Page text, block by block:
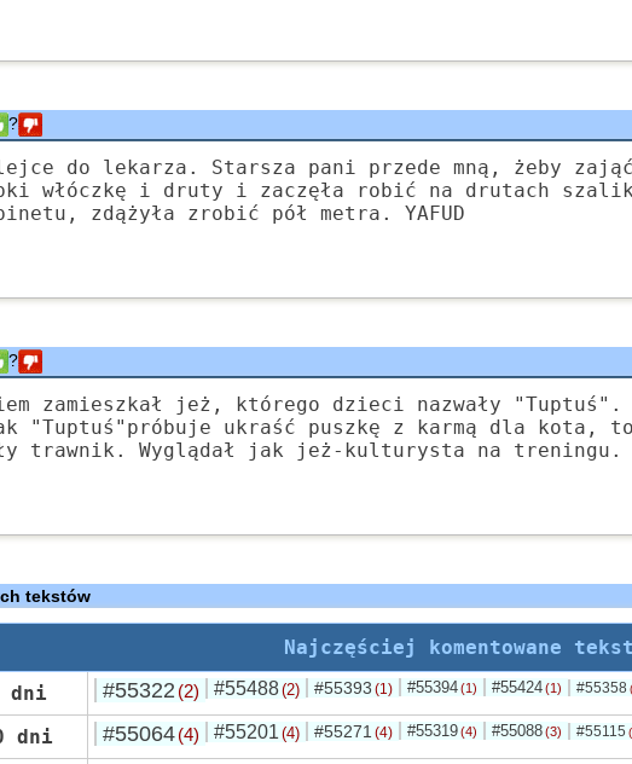
?
do lekarza. Starsza pani przede mną, żeby
włóczkę i druty i zaczęła robić na drutach szalik.
zdążyła zrobić pół metra. YAFUD
?
zamieszkał jeż, którego dzieci nazwały "Tuptuś".
"Tuptuś"próbuje ukraść puszkę z karmą dla kota,
trawnik. Wyglądał jak jeż-kulturysta na treningu.
tekstów
Najczęściej komentowane
dni
#55322 (2) #55488(2) #55393 (1) #55394 (1) #55424 (1) #55358
dni #55064 (4) #55201 (4) #55271 (4) #55319 (4) #55088 (3) #55115